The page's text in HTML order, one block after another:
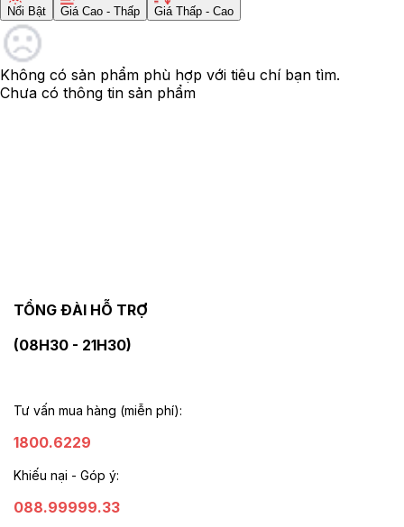
Nổi Bật Giá Cao - Thấp Giá Thấp - Cao
Không có sản phẩm phù hợp với tiêu chí bạn tìm.
Chưa có thông tin sản phẩm
TỔNG ĐÀI HỖ TRỢ
(08H30 - 21H30)
Tư vấn mua hàng (miễn phí):
1800.6229
Khiếu nại - Góp ý:
088.99999.33